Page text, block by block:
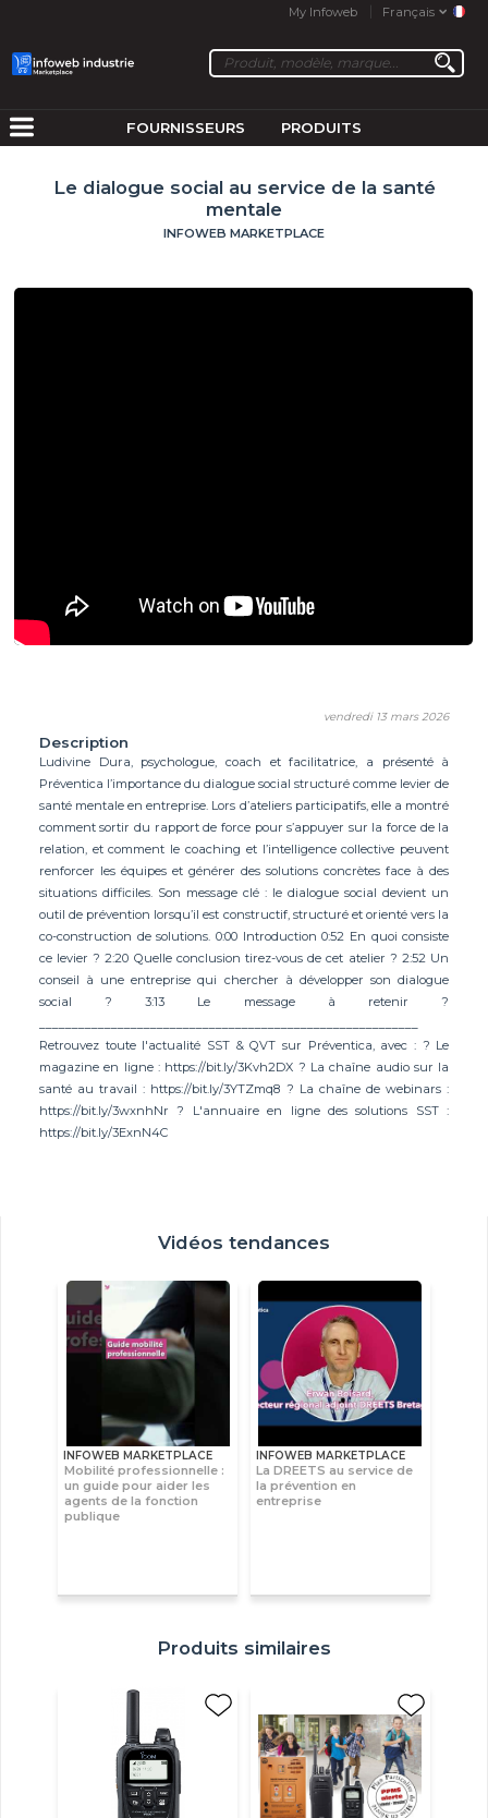
My Infoweb Français
FOURNISSEURS PRODUITS
Le dialogue social au service de la santé
mentale
INFOWEB MARKETPLACE
vendredi 13 mars 2026
Description
Ludivine Dura, psychologue, coach et facilitatrice, a présenté à
Préventica l’importance du dialogue social structuré comme levier de
santé mentale en entreprise. Lors d’ateliers participatifs, elle a montré
comment sortir du rapport de force pour s’appuyer sur la force de la
relation, et comment le coaching et l’intelligence collective peuvent
renforcer les équipes et générer des solutions concrètes face à des
situations difficiles. Son message clé : le dialogue social devient un
outil de prévention lorsqu’il est constructif, structuré et orienté vers la
co-construction de solutions. 0:00 Introduction 0:52 En quoi consiste
ce levier ? 2:20 Quelle conclusion tirez-vous de cet atelier ? 2:52 Un
conseil à une entreprise qui chercher à développer son dialogue
social ? 3:13 Le message à retenir ?
Retrouvez toute l'actualité SST & QVT sur Préventica, avec : ? Le
magazine en ligne : https://bit.ly/3Kvh2DX ? La chaîne audio sur la
santé au travail : https://bit.ly/3YTZmq8 ? La chaîne de webinars :
https://bit.ly/3wxnhNr ? L'annuaire en ligne des solutions SST :
https://bit.ly/3ExnN4C
Vidéos tendances
INFOWEB MARKETPLACE
Mobilité professionnelle :
un guide pour aider les
agents de la fonction
publique
INFOWEB MARKETPLACE
La DREETS au service de
la prévention en
entreprise
Produits similaires